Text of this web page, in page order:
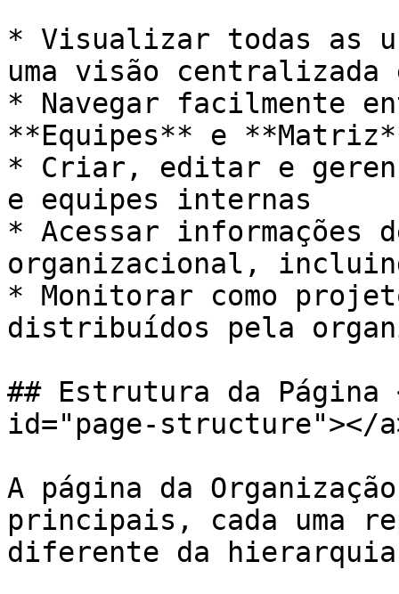
* Visualizar todas as
uma visão centralizada
* Navegar facilmente
**Equipes** e
* Criar, editar e
e equipes internas
* Acessar informações
organizacional,
* Monitorar como
distribuídos pela
## Estrutura da
id="page-structure"></
A página da
principais, cada uma
diferente da